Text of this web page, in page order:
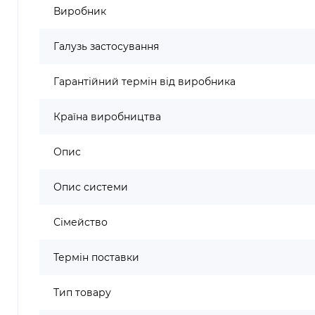
Виробник
Галузь застосування
Гарантійний термін від виробника
Країна виробництва
Опис
Опис системи
Сімейство
Термін поставки
Тип товару